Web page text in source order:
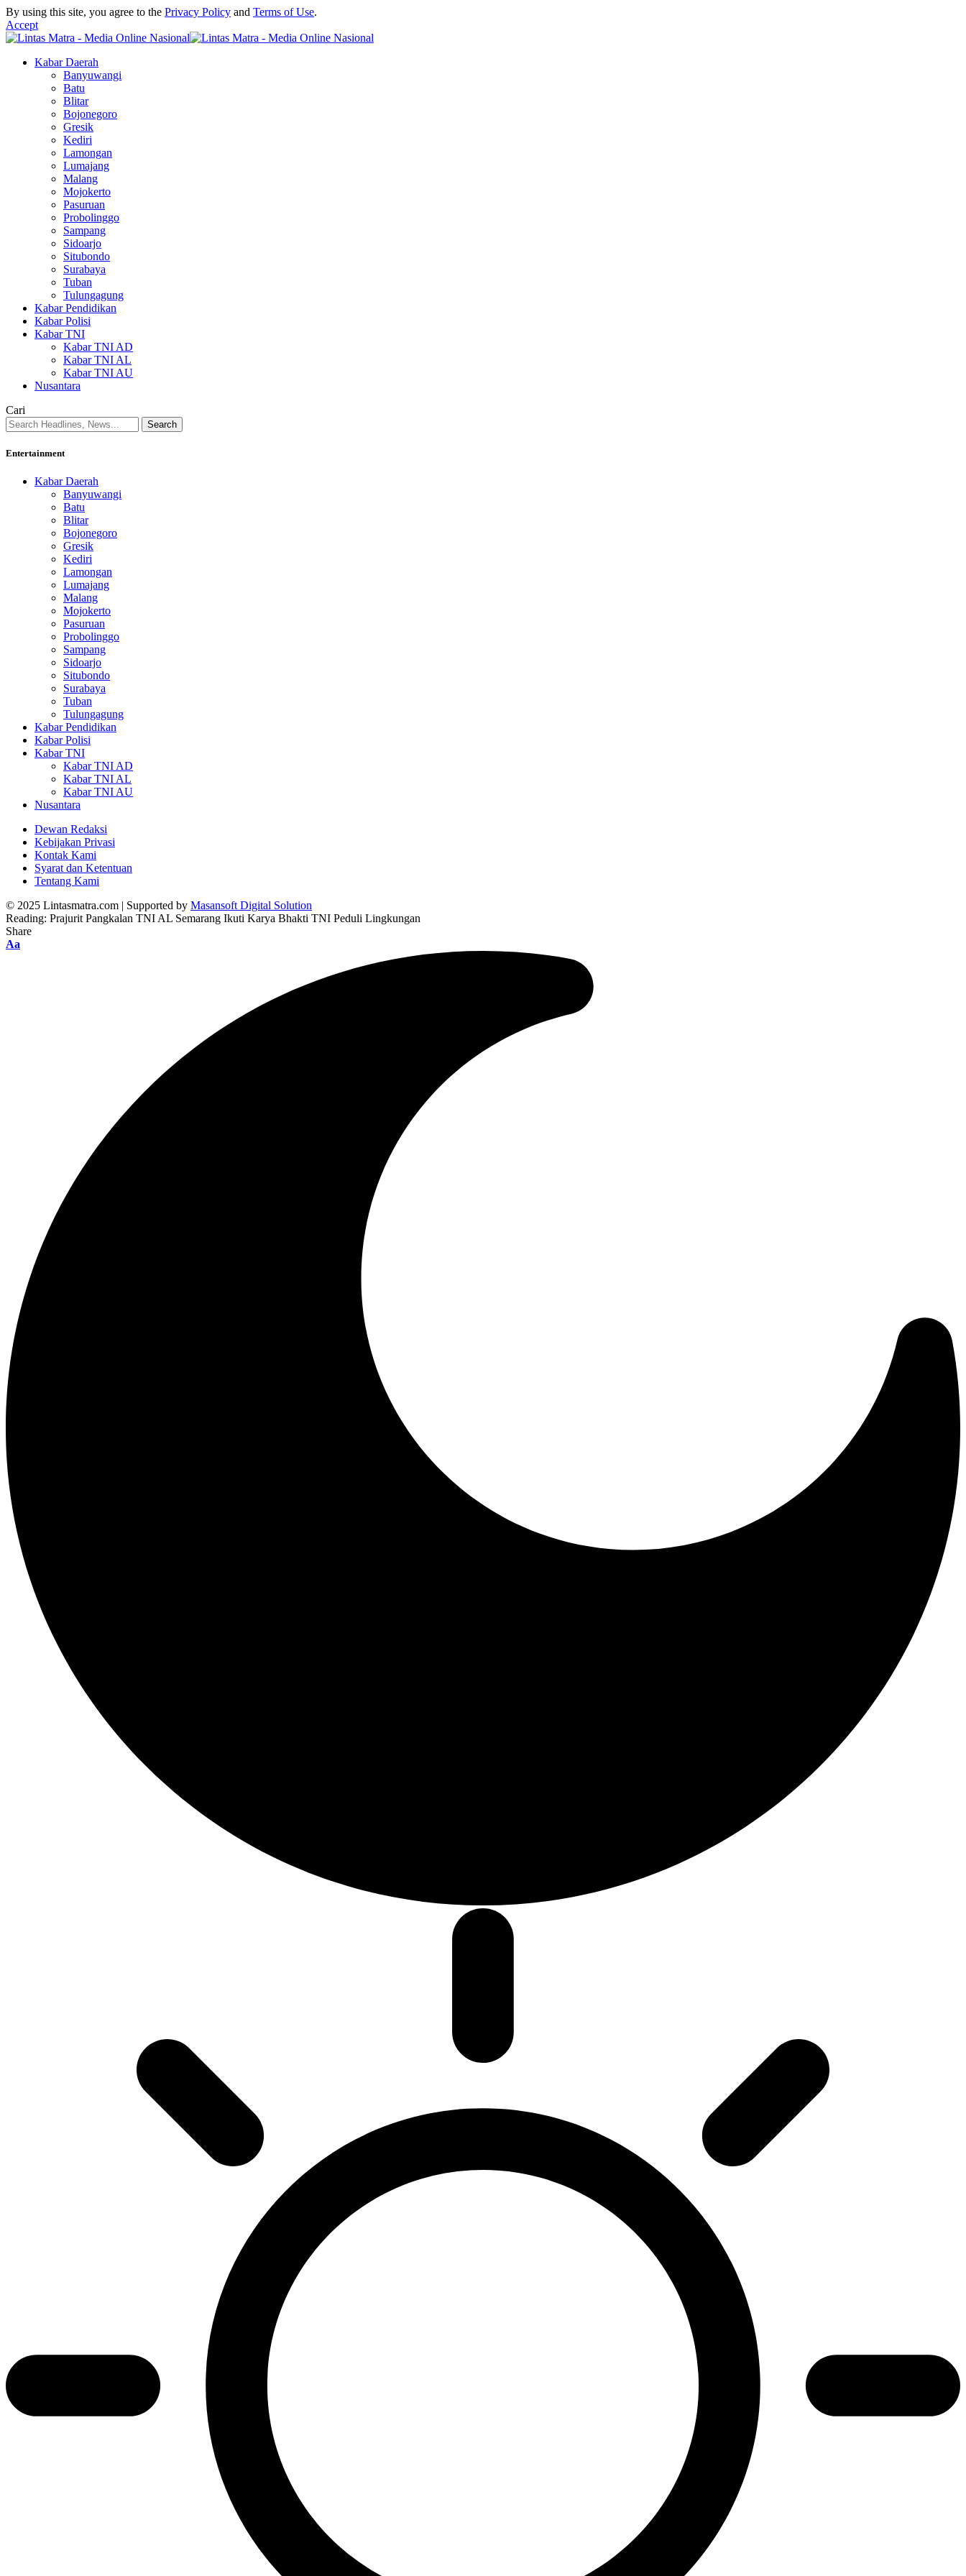
By using this site, you agree to the Privacy Policy and Terms of Use.
Accept
Kabar Daerah
Banyuwangi
Batu
Blitar
Bojonegoro
Gresik
Kediri
Lamongan
Lumajang
Malang
Mojokerto
Pasuruan
Probolinggo
Sampang
Sidoarjo
Situbondo
Surabaya
Tuban
Tulungagung
Kabar Pendidikan
Kabar Polisi
Kabar TNI
Kabar TNI AD
Kabar TNI AL
Kabar TNI AU
Nusantara
Cari
Entertainment
Kabar Daerah
Banyuwangi
Batu
Blitar
Bojonegoro
Gresik
Kediri
Lamongan
Lumajang
Malang
Mojokerto
Pasuruan
Probolinggo
Sampang
Sidoarjo
Situbondo
Surabaya
Tuban
Tulungagung
Kabar Pendidikan
Kabar Polisi
Kabar TNI
Kabar TNI AD
Kabar TNI AL
Kabar TNI AU
Nusantara
Dewan Redaksi
Kebijakan Privasi
Kontak Kami
Syarat dan Ketentuan
Tentang Kami
© 2025 Lintasmatra.com | Supported by Masansoft Digital Solution
Reading: Prajurit Pangkalan TNI AL Semarang Ikuti Karya Bhakti TNI Peduli Lingkungan
Share
Font
Aa